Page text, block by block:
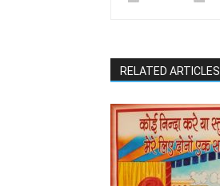
RELATED ARTICLES